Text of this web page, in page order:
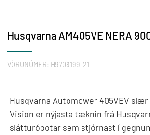
Husqvarna AM405VE NERA
VÖRUNÚMER: H9708199-21
Husqvarna Automower 405VEV slær
Vision er nýjasta tæknin frá
slátturóbotar sem stjórnast í